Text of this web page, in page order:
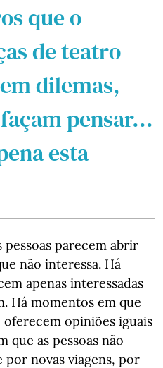
que o
de teatro
dilemas,
pensar...
esta
pessoas parecem abrir
não interessa. Há
apenas interessadas
Há momentos em que
oferecem opiniões iguais
que as pessoas não
novas viagens, por